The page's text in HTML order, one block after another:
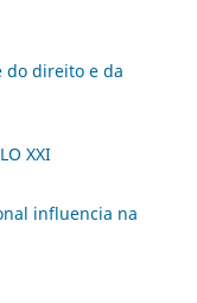
do direito e da
XXI
influencia na